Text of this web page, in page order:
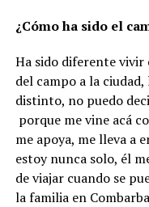
¿Cómo ha sido el
Ha sido diferente vivir
del campo a la
distinto, no puedo
porque me vine acá
me apoya, me lleva a
estoy nunca solo, él
de viajar cuando se
la familia en